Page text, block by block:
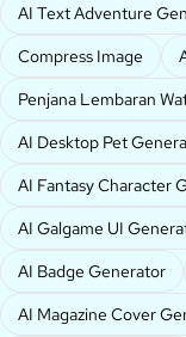
AI Text Adventure
Compress Image
Penjana Lembaran
AI Desktop Pet
AI Fantasy Character
AI Galgame UI
AI Badge Generator
AI Magazine Cover